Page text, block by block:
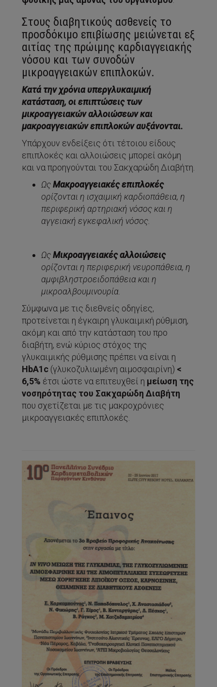
Στους διαβητικούς ασθενείς το
προσδόκιμο επιβίωσης μειώνεται εξ
αιτίας της πρώιμης καρδιαγγειακής
νόσου και των συνοδών
μικροαγγειακών επιπλοκών.
Κατά την χρόνια υπεργλυκαιμική
κατάσταση, οι επιπτώσεις των
μικροαγγειακών αλλοιώσεων και
μακροαγγειακών επιπλοκών αυξάνονται.
Υπάρχουν ενδείξεις ότι τέτοιου είδους
επιπλοκές και αλλοιώσεις μπορεί ακόμη
και να προηγούνται του Σακχαρώδη Διαβήτη.
ΩςΜακροαγγειακές επιπλοκές
ορίζονται η ισχαιμική καρδιοπάθεια, η
περιφερική αρτηριακή νόσος και η
αγγειακή εγκεφαλική νόσος.
ΩςΜικροαγγειακές αλλοιώσεις
ορίζονται η περιφερική νευροπάθεια, η
αμφιβληστροειδοπάθεια και η
μικροαλβουμινουρία.
Σύμφωνα με τις διεθνείς οδηγίες,
προτείνεται η έγκαιρη γλυκαιμική ρύθμιση,
ακόμη και από την κατάσταση του προ
διαβήτη, ενώ κύριος στόχος της
γλυκαιμικής ρύθμισης πρέπει να είναι η
HbA1c (γλυκοζυλιωμένη αιμοσφαιρίνη) <
6,5% έτσι ώστε να επιτευχθεί η μείωση της
νοσηρότητας του Σακχαρώδη Διαβήτη
που σχετίζεται με τις μακροχρόνιες
μικροαγγειακές επιπλοκές.